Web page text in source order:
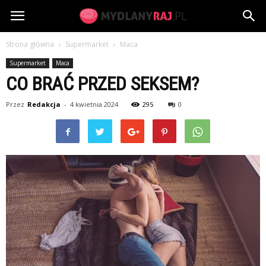
MydlanyRaj.pl
Strona główna Supermarket Maca
Supermarket Maca
CO BRAĆ PRZED SEKSEM?
Przez Redakcja - 4 kwietnia 2024 295 0